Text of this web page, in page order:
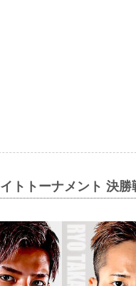
トトーナメント 決勝